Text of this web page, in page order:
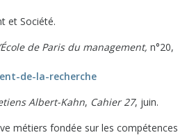
et Société.
de Paris du management, n°20,
de-la-recherche
Albert-Kahn, Cahier 27, juin.
métiers fondée sur les compétences